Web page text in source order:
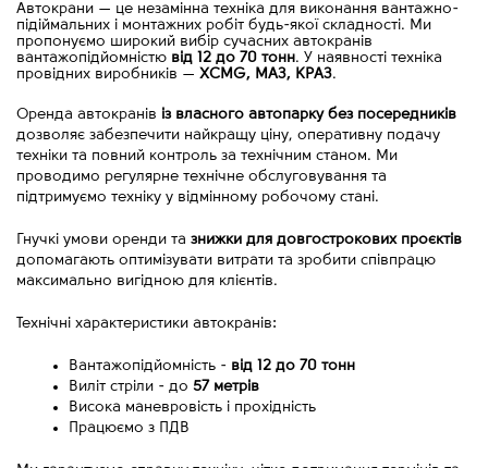
Автокрани — це незамінна техніка для виконання вантажно-
підіймальних і монтажних робіт будь-якої складності. Ми
пропонуємо широкий вибір сучасних автокранів
вантажопідйомністю від 12 до 70 тонн. У наявності техніка
провідних виробників — XCMG, МАЗ, КРАЗ.
Оренда автокранів із власного автопарку без посередників
дозволяє забезпечити найкращу ціну, оперативну подачу
техніки та повний контроль за технічним станом. Ми
проводимо регулярне технічне обслуговування та
підтримуємо техніку у відмінному робочому стані.
Гнучкі умови оренди та знижки для довгострокових проєктів
допомагають оптимізувати витрати та зробити співпрацю
максимально вигідною для клієнтів.
Технічні характеристики автокранів:
Вантажопідйомність - від 12 до 70 тонн
Виліт стріли - до 57 метрів
Висока маневровість і прохідність
Працюємо з ПДВ